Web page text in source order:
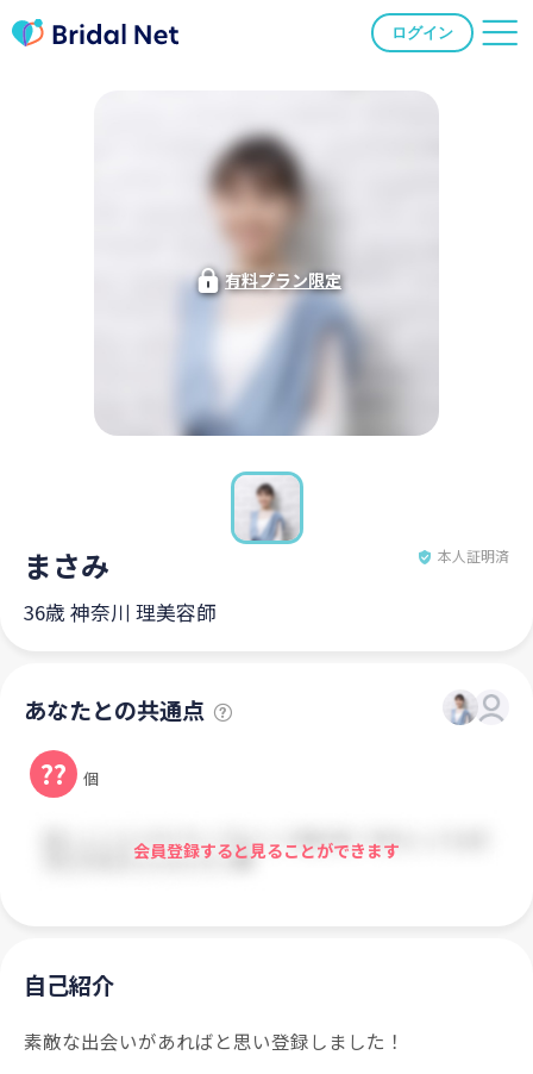
ログイン
有料プラン限定
まさみ 本人証明済
36歳 神奈川 理美容師
あなたとの共通点
?? 個
会員登録すると見ることができます
自己紹介
素敵な出会いがあればと思い登録しました！